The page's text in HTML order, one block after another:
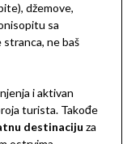
džemove,
sa
ne baš
i aktivan
turista. Takođe
destinaciju za